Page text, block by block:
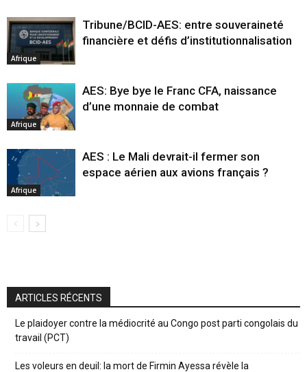
Afrique
Tribune/BCID-AES: entre souveraineté
financière et défis d’institutionnalisation
Afrique
AES: Bye bye le Franc CFA, naissance
d’une monnaie de combat
Afrique
AES : Le Mali devrait-il fermer son
espace aérien aux avions français ?
ARTICLES RÉCENTS
Le plaidoyer contre la médiocrité au Congo post parti congolais du
travail (PCT)
Les voleurs en deuil: la mort de Firmin Ayessa révèle la